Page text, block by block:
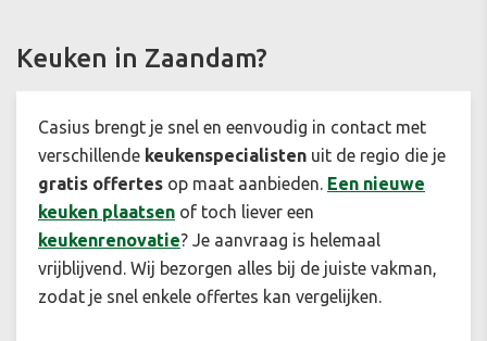
Keuken in Zaandam?
Casius brengt je snel en eenvoudig in contact met
verschillende keukenspecialisten uit de regio die je
gratis offertes op maat aanbieden. Een nieuwe
keuken plaatsen of toch liever een
keukenrenovatie? Je aanvraag is helemaal
vrijblijvend. Wij bezorgen alles bij de juiste vakman,
zodat je snel enkele offertes kan vergelijken.